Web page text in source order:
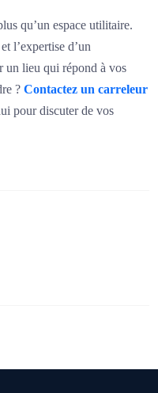
qu’un espace utilitaire.
l’expertise d’un
un lieu qui répond à vos
?Contactez un carreleur
pour discuter de vos